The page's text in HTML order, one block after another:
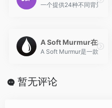
一个提供24种不同背景音
A Soft Murmur在线白
A Soft Murmur是一款在
暂无评论